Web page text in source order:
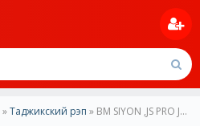
»Таджикский рэп » BM SIYON ,JS PRO JAGIR - ЗОДРУЗТ МУБОРАК